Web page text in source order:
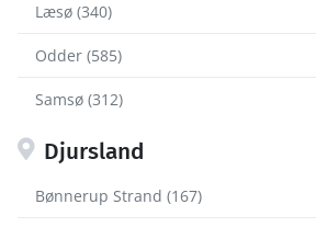
Læsø (340)
Odder (585)
Samsø (312)
Djursland
Bønnerup Strand (167)